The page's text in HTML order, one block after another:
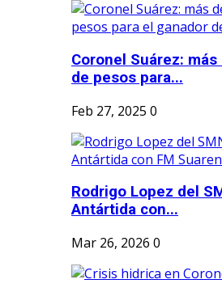
Coronel Suárez:
de pesos para...
Feb 27, 2025 0
Rodrigo Lopez del
Antártida con...
Mar 26, 2026 0